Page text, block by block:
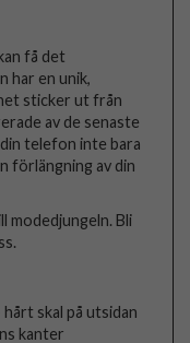
få det
har en unik,
sticker ut från
av de senaste
telefon inte bara
förlängning av din
modedjungeln. Bli
hårt skal på utsidan
kanter